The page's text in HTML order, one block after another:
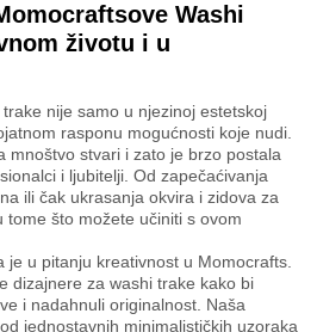
Washi
životu i u
nije samo u njezinoj estetskoj
rasponu mogućnosti koje nudi.
mnoštvo stvari i zato je brzo postala
i ljubitelji. Od zapečaćivanja
ili čak ukrasanja okvira i zidova za
što možete učiniti s ovom
je u pitanju kreativnost u Momocrafts.
dizajnere za washi trake kako bi
i nadahnuli originalnost. Naša
jednostavnih minimalističkih uzoraka